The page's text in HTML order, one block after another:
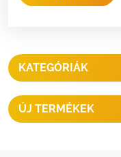
KATEGÓRIÁK
ÚJ TERMÉKEK